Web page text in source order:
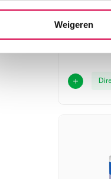
Weigeren
300 stuks,